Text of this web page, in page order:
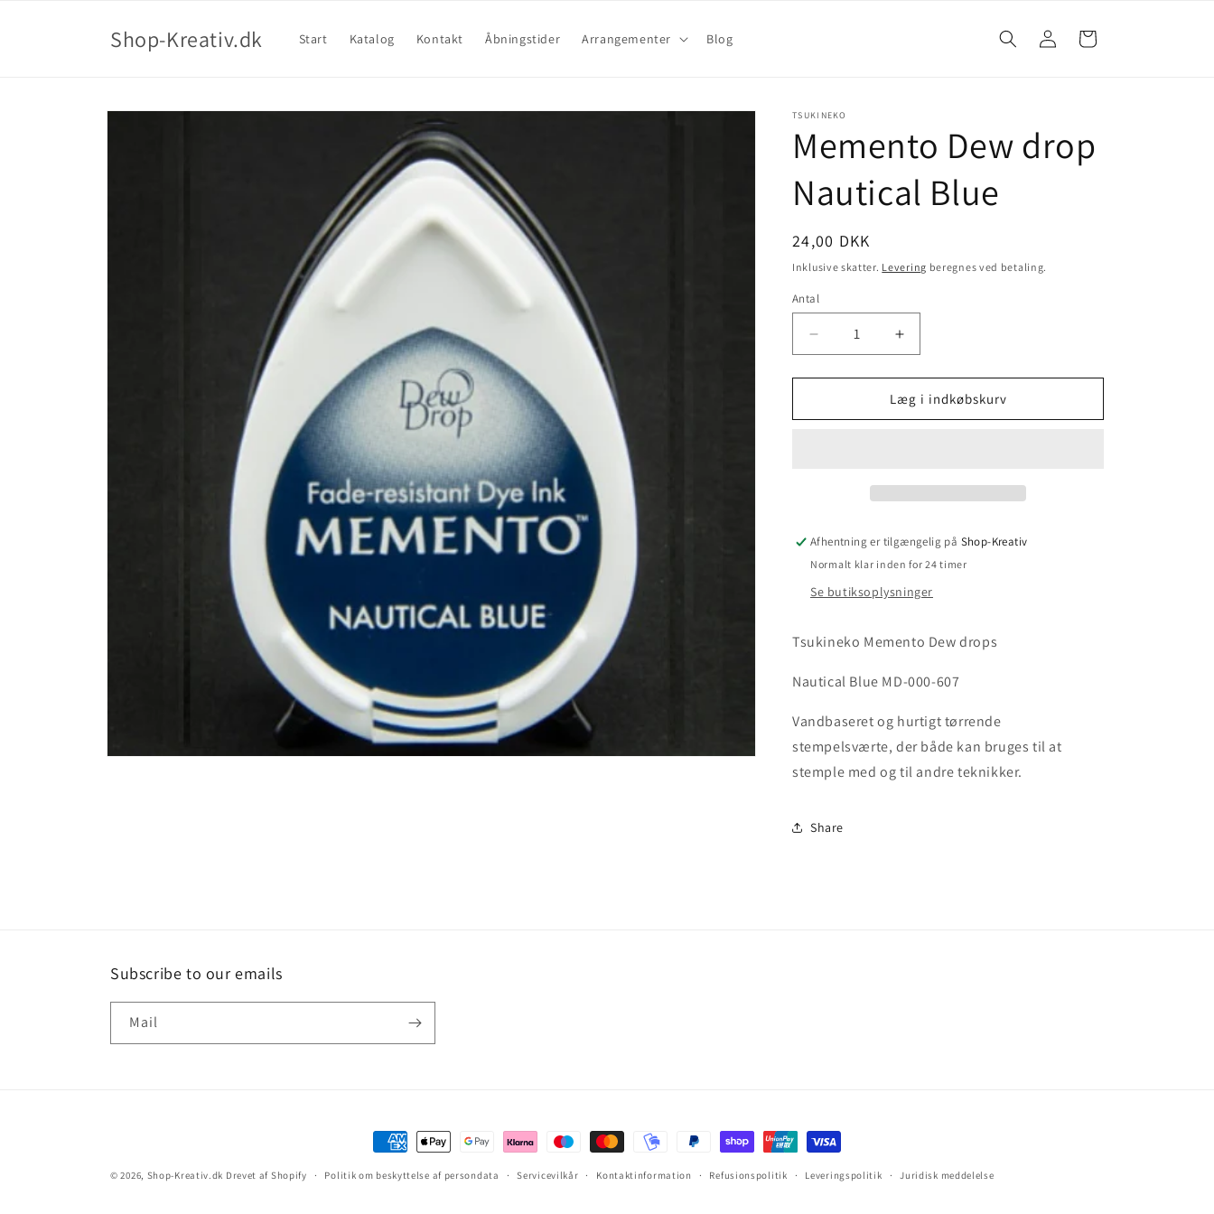
Shop-Kreativ.dk Start Katalog Kontakt Åbningstider Arrangementer Blog
Log
ind
Indkøbskurv
TSUKINEKO
Memento Dew drop
Nautical Blue
24,00 DKK
Inklusive skatter. Levering beregnes ved betaling.
Antal
Læg i indkøbskurv
Afhentning er tilgængelig på Shop-Kreativ
Normalt klar inden for 24 timer
Se butiksoplysninger
Tsukineko Memento Dew drops
Nautical Blue MD-000-607
Vandbaseret og hurtigt tørrende
stempelsværte, der både kan bruges til at
stemple med og til andre teknikker.
Share
Subscribe to our emails
Mail
© 2026, Shop-Kreativ.dk Drevet af Shopify Politik om beskyttelse af persondata Servicevilkår Kontaktinformation Refusionspolitik Leveringspolitik Juridisk meddelelse